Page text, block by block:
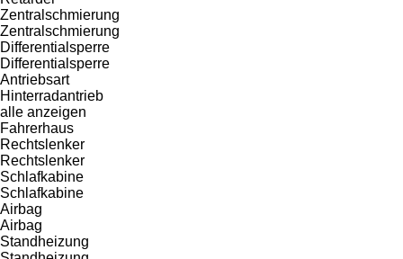
Zentralschmierung
Zentralschmierung
Differentialsperre
Differentialsperre
Antriebsart
Hinterradantrieb
alle anzeigen
Fahrerhaus
Rechtslenker
Rechtslenker
Schlafkabine
Schlafkabine
Airbag
Airbag
Standheizung